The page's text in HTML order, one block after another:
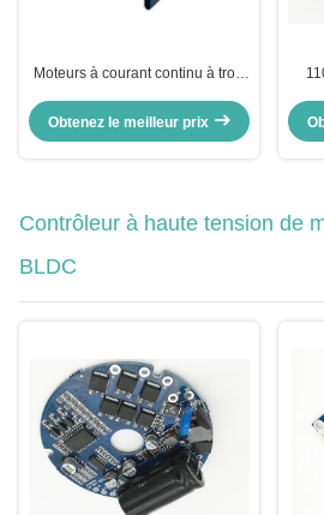
Moteurs à courant continu à trois
Obtenez le meilleur prix
Contrôleur à haute tension de
BLDC